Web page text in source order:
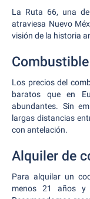
La Ruta 66, una
atraviesa Nuevo
visión de la historia
Los precios del
baratos que en
abundantes. Sin
largas distancias
con antelación.
Alquiler de
Para alquilar un
menos 21 años y